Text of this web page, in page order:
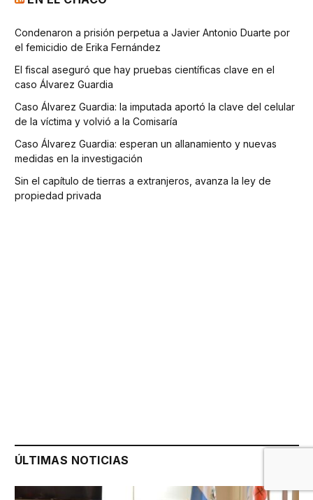
Condenaron a prisión perpetua a Javier Antonio Duarte por
el femicidio de Erika Fernández
El fiscal aseguró que hay pruebas científicas clave en el
caso Álvarez Guardia
Caso Álvarez Guardia: la imputada aportó la clave del celular
de la víctima y volvió a la Comisaría
Caso Álvarez Guardia: esperan un allanamiento y nuevas
medidas en la investigación
Sin el capítulo de tierras a extranjeros, avanza la ley de
propiedad privada
ÚLTIMAS NOTICIAS